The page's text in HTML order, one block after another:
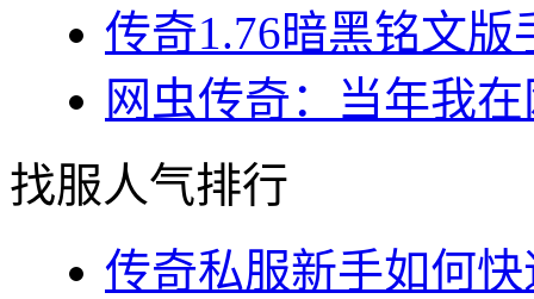
传奇1.76暗黑铭文
网虫传奇：当年我
找服人气排行
传奇私服新手如何